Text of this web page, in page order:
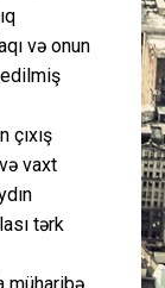
və onun
çıxış
vaxt
tərk